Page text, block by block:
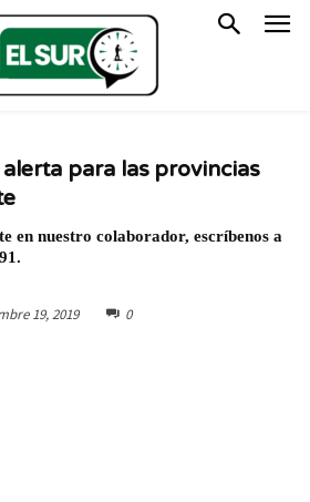
para las provincias
en nuestro colaborador, escríbenos a
19, 2019 0